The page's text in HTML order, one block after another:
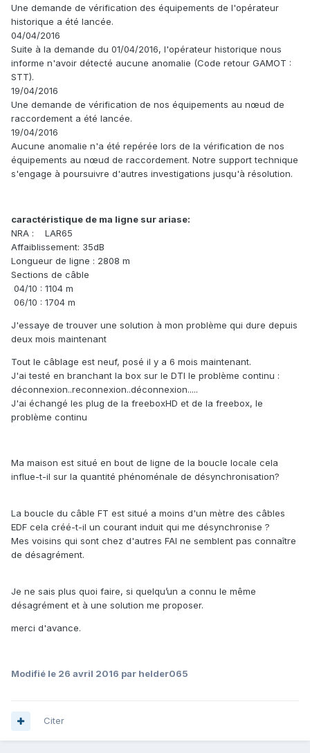
Une demande de vérification des équipements de l'opérateur
historique a été lancée.
04/04/2016
Suite à la demande du 01/04/2016, l'opérateur historique nous
informe n'avoir détecté aucune anomalie (Code retour GAMOT :
STT).
19/04/2016
Une demande de vérification de nos équipements au nœud de
raccordement a été lancée.
19/04/2016
Aucune anomalie n'a été repérée lors de la vérification de nos
équipements au nœud de raccordement. Notre support technique
s'engage à poursuivre d'autres investigations jusqu'à résolution.
caractéristique de ma ligne sur ariase:
NRA : LAR65
Affaiblissement: 35dB
Longueur de ligne : 2808 m
Sections de câble
04/10 : 1104 m
06/10 : 1704 m
J'essaye de trouver une solution à mon problème qui dure depuis
deux mois maintenant
Tout le câblage est neuf, posé il y a 6 mois maintenant.
J'ai testé en branchant la box sur le DTI le problème continu :
déconnexion..reconnexion..déconnexion.....
J'ai échangé les plug de la freeboxHD et de la freebox, le
problème continu
Ma maison est situé en bout de ligne de la boucle locale cela
influe-t-il sur la quantité phénoménale de désynchronisation?
La boucle du câble FT est situé a moins d'un mètre des câbles
EDF cela créé-t-il un courant induit qui me désynchronise ?
Mes voisins qui sont chez d'autres FAI ne semblent pas connaître
de désagrément.
Je ne sais plus quoi faire, si quelqu’un a connu le même
désagrément et à une solution me proposer.
merci d'avance.
Modifié le 26 avril 2016 par helder065
Citer